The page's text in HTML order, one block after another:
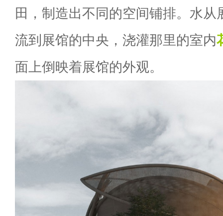
田，制造出不同的空间铺排。水从
流到展馆的中央，浇灌那里的室内
面上倒映着展馆的外观。